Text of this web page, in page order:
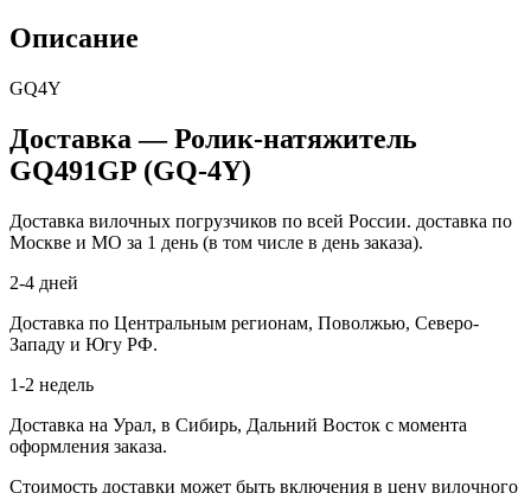
Описание
GQ4Y
Доставка — Ролик-натяжитель
GQ491GP (GQ-4Y)
Доставка вилочных погрузчиков по всей России. доставка по
Москве и МО за 1 день (в том числе в день заказа).
2-4 дней
Доставка по Центральным регионам, Поволжью, Северо-
Западу и Югу РФ.
1-2 недель
Доставка на Урал, в Сибирь, Дальний Восток с момента
оформления заказа.
Стоимость доставки может быть включения в цену вилочного